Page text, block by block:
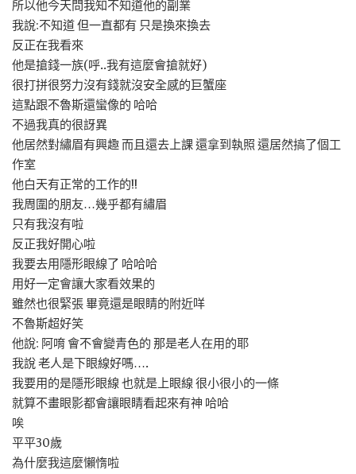
所以他今天問我知不知道他的副業
我說:不知道 但一直都有 只是換來換去
反正在我看來
他是搶錢一族(呼..我有這麼會搶就好)
很打拼很努力沒有錢就沒安全感的巨蟹座
這點跟不魯斯還蠻像的 哈哈
不過我真的很訝異
他居然對繡眉有興趣 而且還去上課 還拿到執照 還居然搞了個工
作室
他白天有正常的工作的!!
我周圍的朋友…幾乎都有繡眉
只有我沒有啦
反正我好開心啦
我要去用隱形眼線了 哈哈哈
用好一定會讓大家看效果的
雖然也很緊張 畢竟還是眼睛的附近咩
不魯斯超好笑
他說: 阿唷 會不會變青色的 那是老人在用的耶
我說 老人是下眼線好嗎….
我要用的是隱形眼線 也就是上眼線 很小很小的一條
就算不畫眼影都會讓眼睛看起來有神 哈哈
唉
平平30歲
為什麼我這麼懶惰啦